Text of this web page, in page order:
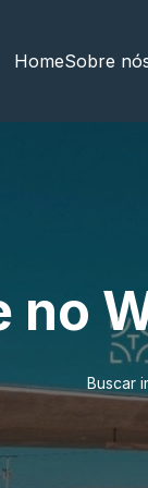
HomeSobre
no
Buscar